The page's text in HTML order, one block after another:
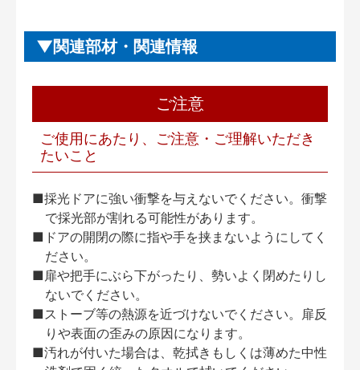
関連部材・関連情報
ご注意
ご使用にあたり、ご注意・ご理解いただき
たいこと
■採光ドアに強い衝撃を与えないでください。衝撃
で採光部が割れる可能性があります。
■ドアの開閉の際に指や手を挟まないようにしてく
ださい。
■扉や把手にぶら下がったり、勢いよく閉めたりし
ないでください。
■ストーブ等の熱源を近づけないでください。扉反
りや表面の歪みの原因になります。
■汚れが付いた場合は、乾拭きもしくは薄めた中性